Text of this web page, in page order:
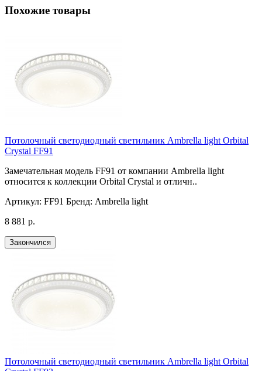
Похожие товары
Потолочный светодиодный светильник Ambrella light Orbital
Crystal FF91
Замечательная модель FF91 от компании Ambrella light
относится к коллекции Orbital Crystal и отличн..
Артикул: FF91 Бренд: Ambrella light
8 881 р.
Закончился
Потолочный светодиодный светильник Ambrella light Orbital